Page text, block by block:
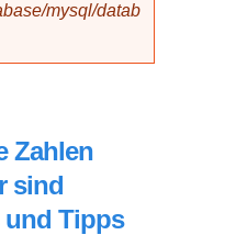
mysql/datab
Zahlen
sind
und Tipps